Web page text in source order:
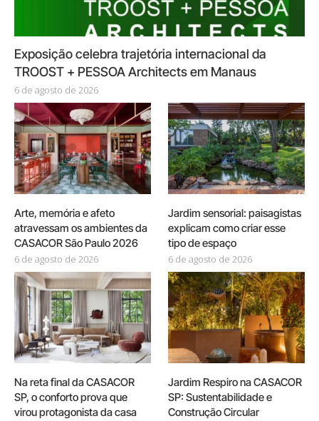
Exposição celebra trajetória internacional da
TROOST + PESSOA Architects em Manaus
6 de agosto de 2026
Arte, memória e afeto
atravessam os ambientes da
CASACOR São Paulo 2026
6 de agosto de 2026
Jardim sensorial: paisagistas
explicam como criar esse
tipo de espaço
6 de agosto de 2026
Na reta final da CASACOR
SP, o conforto prova que
virou protagonista da casa
Jardim Respiro na CASACOR
SP: Sustentabilidade e
Construção Circular